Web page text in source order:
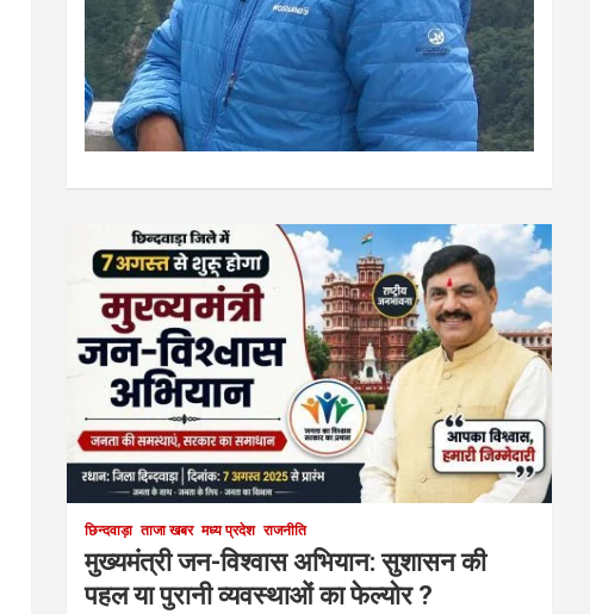
छिन्दवाड़ा ताजा खबर मध्य प्रदेश राजनीति
मुख्यमंत्री जन-विश्वास अभियान: सुशासन की
पहल या पुरानी व्यवस्थाओं का फेल्योर ?